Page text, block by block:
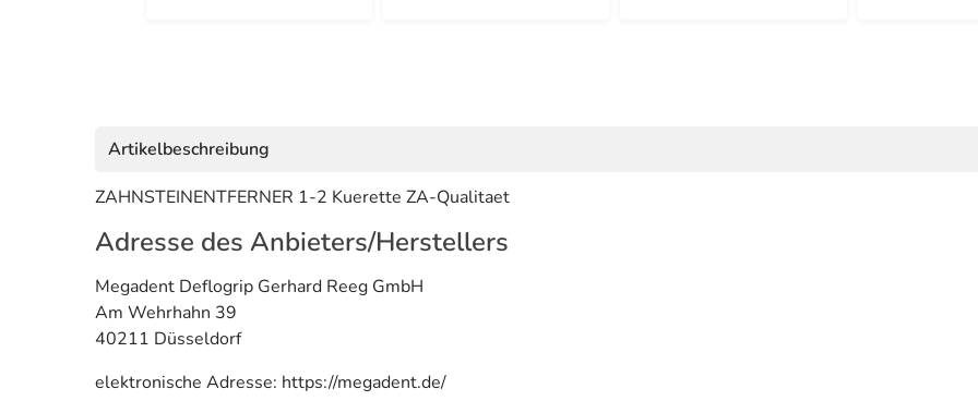
Artikelbeschreibung
ZAHNSTEINENTFERNER 1-2 Kuerette ZA-Qualitaet
Adresse des Anbieters/Herstellers
Megadent Deflogrip Gerhard Reeg GmbH
Am Wehrhahn 39
40211 Düsseldorf
elektronische Adresse: https://megadent.de/